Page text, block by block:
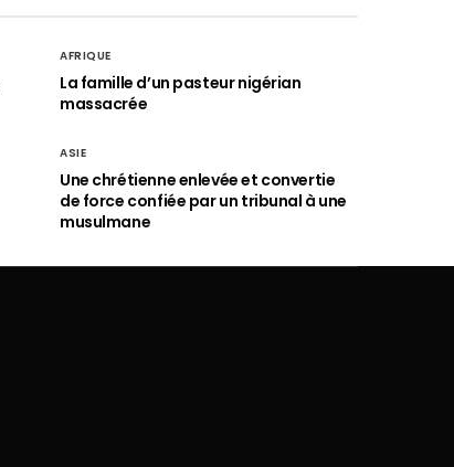
AFRIQUE
La famille d’un pasteur nigérian
massacrée
ASIE
Une chrétienne enlevée et convertie
de force confiée par un tribunal à une
musulmane